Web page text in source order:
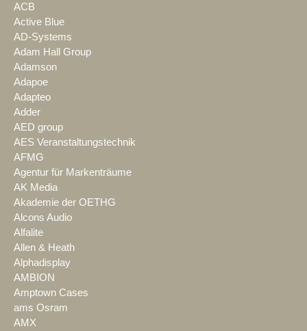
ACB
Active Blue
AD-Systems
Adam Hall Group
Adamson
Adapoe
Adapteo
Adder
AED group
AES Veranstaltungstechnik
AFMG
Agentur für Markenträume
AK Media
Akademie der OETHG
Alcons Audio
Alfalite
Allen & Heath
Alphadisplay
AMBION
Amptown Cases
ams Osram
AMX